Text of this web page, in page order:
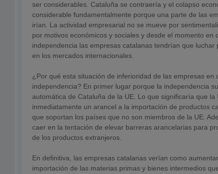
ser considerables. Cataluña se contraería y el colapso
considerable fundamentalmente porque una parte de las
irían. La actividad empresarial no se mueve por
por motivos económicos y sociales y desde el momento en
independencia las empresas catalanas tendrían que luchar
en los mercados internacionales.
¿Por qué esta situación de inferioridad de las empresas en
independencia? En primer lugar porque la independencia
automática de Cataluña de la UE. Lo que significaría que la
inmediatamente un arancel a la importación de productos
que soportan los países que no son miembros de la UE.
caer en la tentación de elevar barreras arancelarias para
de los productos extranjeros.
En definitiva, las empresas catalanas verían como
importación de las materias primas y bienes intermedios